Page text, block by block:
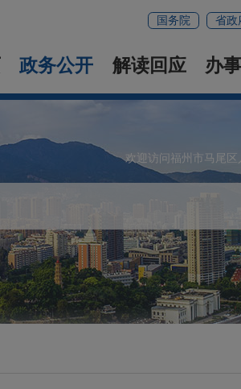
国务院 省政
政务公开 解读回应 办
欢迎访问福州市马尾区